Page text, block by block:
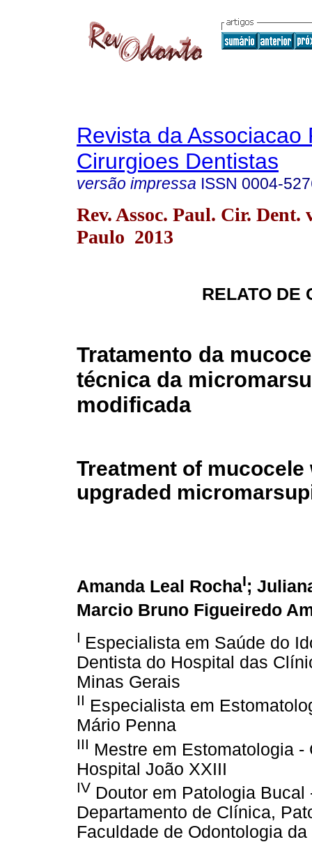
Revista da Associacao
Cirurgioes Dentistas
versão impressa ISSN 0004-
Rev. Assoc. Paul. Cir. Dent.
Paulo 2013
RELATO DE
Tratamento da
técnica da
modificada
Treatment of mucocele
upgraded
Amanda Leal RochaI;
Marcio Bruno Figueiredo
I Especialista em Saúde do
Dentista do Hospital das
Minas Gerais
II Especialista em
Mário Penna
III Mestre em Estomatologia
Hospital João XXIII
IV Doutor em Patologia
Departamento de Clínica,
Faculdade de Odontologia da